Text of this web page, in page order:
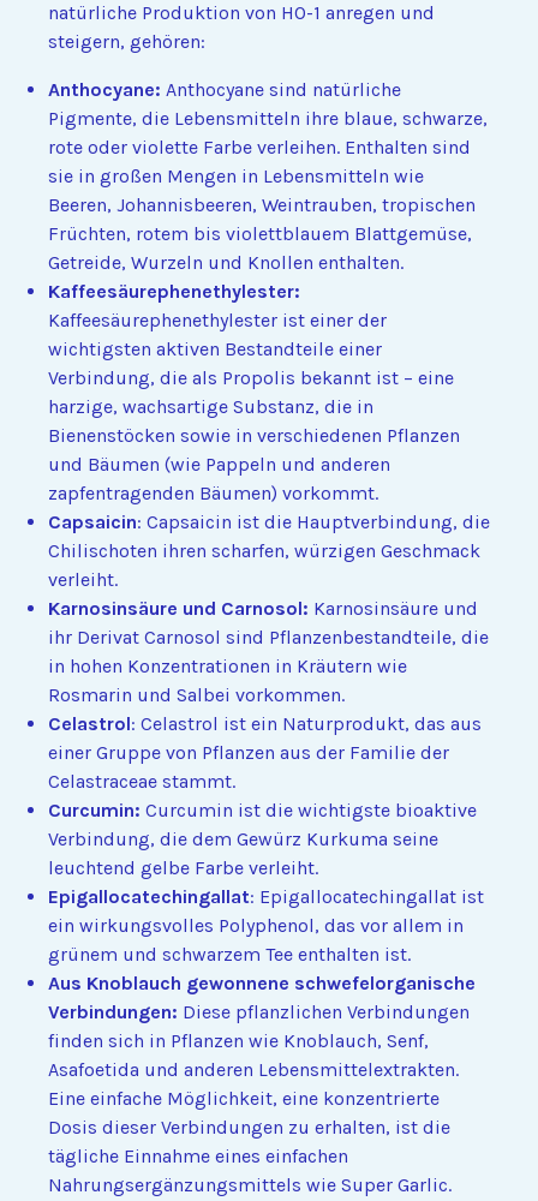
natürliche Produktion von HO-1 anregen und
steigern, gehören:
Anthocyane: Anthocyane sind natürliche
Pigmente, die Lebensmitteln ihre blaue, schwarze,
rote oder violette Farbe verleihen. Enthalten sind
sie in großen Mengen in Lebensmitteln wie
Beeren, Johannisbeeren, Weintrauben, tropischen
Früchten, rotem bis violettblauem Blattgemüse,
Getreide, Wurzeln und Knollen enthalten.
Kaffeesäurephenethylester:
Kaffeesäurephenethylester ist einer der
wichtigsten aktiven Bestandteile einer
Verbindung, die als Propolis bekannt ist – eine
harzige, wachsartige Substanz, die in
Bienenstöcken sowie in verschiedenen Pflanzen
und Bäumen (wie Pappeln und anderen
zapfentragenden Bäumen) vorkommt.
Capsaicin: Capsaicin ist die Hauptverbindung, die
Chilischoten ihren scharfen, würzigen Geschmack
verleiht.
Karnosinsäure und Carnosol: Karnosinsäure und
ihr Derivat Carnosol sind Pflanzenbestandteile, die
in hohen Konzentrationen in Kräutern wie
Rosmarin und Salbei vorkommen.
Celastrol: Celastrol ist ein Naturprodukt, das aus
einer Gruppe von Pflanzen aus der Familie der
Celastraceae stammt.
Curcumin: Curcumin ist die wichtigste bioaktive
Verbindung, die dem Gewürz Kurkuma seine
leuchtend gelbe Farbe verleiht.
Epigallocatechingallat: Epigallocatechingallat ist
ein wirkungsvolles Polyphenol, das vor allem in
grünem und schwarzem Tee enthalten ist.
Aus Knoblauch gewonnene schwefelorganische
Verbindungen: Diese pflanzlichen Verbindungen
finden sich in Pflanzen wie Knoblauch, Senf,
Asafoetida und anderen Lebensmittelextrakten.
Eine einfache Möglichkeit, eine konzentrierte
Dosis dieser Verbindungen zu erhalten, ist die
tägliche Einnahme eines einfachen
Nahrungsergänzungsmittels wie Super Garlic.